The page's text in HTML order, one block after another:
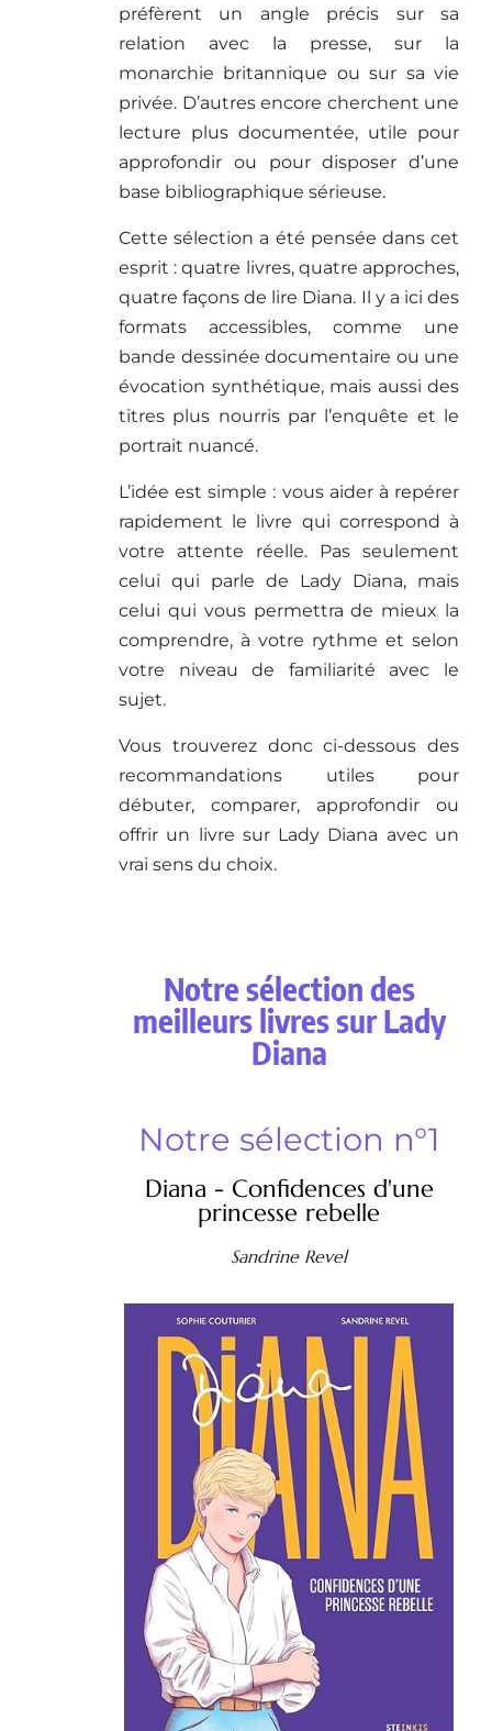
préfèrent un angle précis sur sa
relation avec la presse, sur la
monarchie britannique ou sur sa vie
privée. D’autres encore cherchent une
lecture plus documentée, utile pour
approfondir ou pour disposer d’une
base bibliographique sérieuse.
Cette sélection a été pensée dans cet
esprit : quatre livres, quatre approches,
quatre façons de lire Diana. Il y a ici des
formats accessibles, comme une
bande dessinée documentaire ou une
évocation synthétique, mais aussi des
titres plus nourris par l’enquête et le
portrait nuancé.
L’idée est simple : vous aider à repérer
rapidement le livre qui correspond à
votre attente réelle. Pas seulement
celui qui parle de Lady Diana, mais
celui qui vous permettra de mieux la
comprendre, à votre rythme et selon
votre niveau de familiarité avec le
sujet.
Vous trouverez donc ci-dessous des
recommandations utiles pour
débuter, comparer, approfondir ou
offrir un livre sur Lady Diana avec un
vrai sens du choix.
Notre sélection des
meilleurs livres sur Lady
Diana
Notre sélection n°1
Diana - Confidences d'une
princesse rebelle
Sandrine Revel